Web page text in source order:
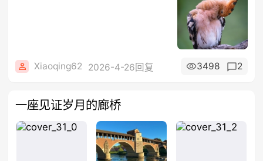
Xiaoqing62 2026-4-26回复 3498 2
一座见证岁月的廊桥